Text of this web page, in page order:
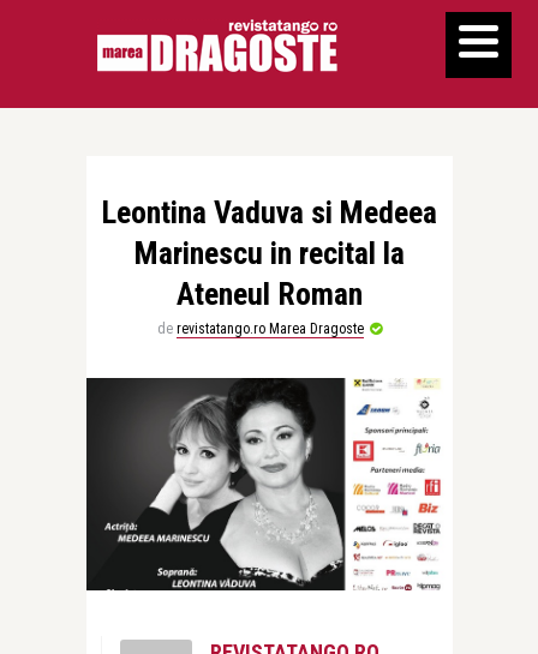
Leontina Vaduva si Medeea
Marinescu in recital la
Ateneul Roman
de revistatango.ro Marea Dragoste